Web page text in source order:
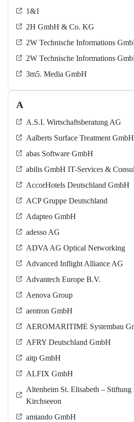
1&1
2H GmbH & Co. KG
2W Technische Informations
2W Technische Informations
3m5. Media GmbH
A
A.S.I. Wirtschaftsberatung AG
Aalberts Surface Treatment GmbH
abas Software GmbH
abilis GmbH IT-Services &
AccorHotels Deutschland GmbH
ACP Gruppe Deutschland
Adapteo GmbH
adesso AG
ADVA AG Optical Networking
Advanced Inflight Alliance AG
Advantech Europe B.V.
Aenova Group
aentron GmbH
AEROMARITIME Systembau
AFRY Deutschland GmbH
aitp GmbH
ALFIX GmbH
Altenheim St. Elisabeth – Stiftung
Kirchseeon
amiando GmbH